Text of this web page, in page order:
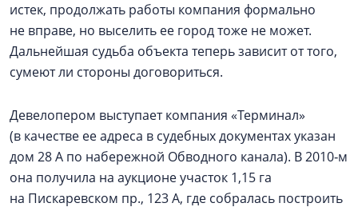
истек, продолжать работы компания формально
не вправе, но выселить ее город тоже не может.
Дальнейшая судьба объекта теперь зависит от того,
сумеют ли стороны договориться.
Девелопером выступает компания «Терминал»
(в качестве ее адреса в судебных документах указан
дом 28 А по набережной Обводного канала). В 2010‑м
она получила на аукционе участок 1,15 га
на Пискаревском пр., 123 А, где собралась построить